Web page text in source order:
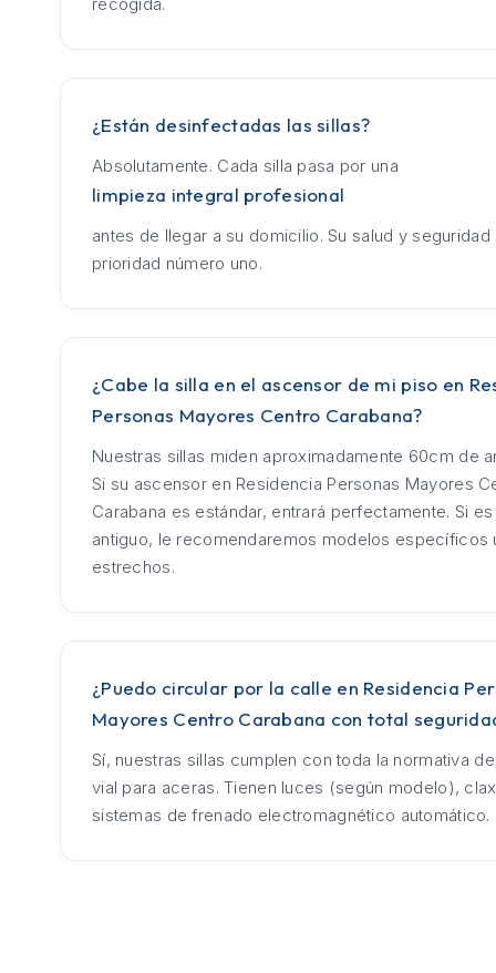
¿Están desinfectadas las sillas?
Absolutamente. Cada silla pasa por una
limpieza integral profesional
antes de llegar a su domicilio. Su salud y seguridad
prioridad número uno.
¿Cabe la silla en el ascensor de mi piso en
Personas Mayores Centro Carabana?
Nuestras sillas miden aproximadamente 60cm de
Si su ascensor en Residencia Personas Mayores
Carabana es estándar, entrará perfectamente. Si
antiguo, le recomendaremos modelos específicos
estrechos.
¿Puedo circular por la calle en Residencia
Mayores Centro Carabana con total
Sí, nuestras sillas cumplen con toda la normativa
vial para aceras. Tienen luces (según modelo),
sistemas de frenado electromagnético automático.